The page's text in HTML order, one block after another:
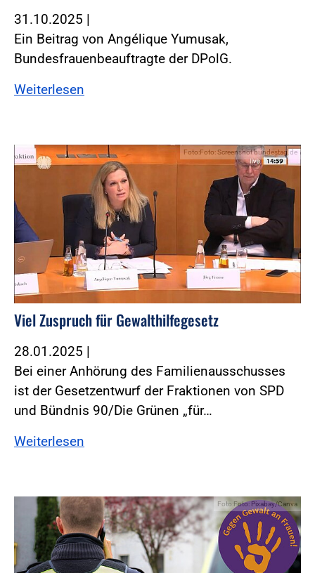
31.10.2025 |
Ein Beitrag von Angélique Yumusak,
Bundesfrauenbeauftragte der DPolG.
Weiterlesen
Foto:Foto: Screenshot bundestag.de
Viel Zuspruch für Gewalthilfegesetz
28.01.2025 |
Bei einer Anhörung des Familienausschusses
ist der Gesetzentwurf der Fraktionen von SPD
und Bündnis 90/Die Grünen „für…
Weiterlesen
Foto:Foto: Pixabay/Canva